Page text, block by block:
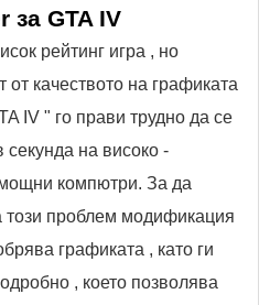
за GTA IV
рейтинг игра , но
от качеството на графиката
IV " го прави трудно да се
на високо -
компютри. За да
този проблем модификация
графиката , като ги
, което позволява